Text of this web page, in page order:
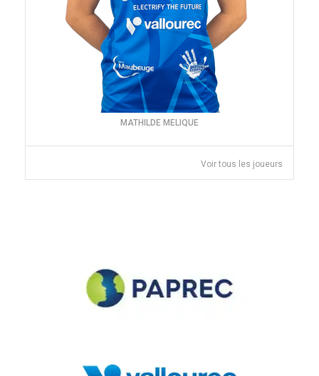
MATHILDE MELIQUE
Voir tous les joueurs